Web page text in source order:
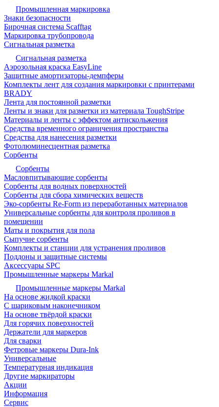
Промышленная маркировка
Знаки безопасности
Бирочная система Scafftag
Маркировка трубопровода
Сигнальная разметка
Сигнальная разметка
Аэрозольная краска EasyLine
Защитные амортизаторы-демпферы
Комплекты лент для создания маркировки с принтерами
BRADY
Лента для постоянной разметки
Ленты и знаки для разметки из материала ToughStripe
Материалы и ленты с эффектом антискольжения
Средства временного ограничения пространства
Средства для нанесения разметки
Фотолюминесцентная разметка
Сорбенты
Сорбенты
Масловпитывающие сорбенты
Сорбенты для водных поверхностей
Сорбенты для сбора химических веществ
Эко-сорбенты Re-Form из переработанных материалов
Универсальные сорбенты для контроля проливов в
помещении
Маты и покрытия для пола
Сыпучие сорбенты
Комплекты и станции для устранения проливов
Поддоны и защитные системы
Аксессуары SPC
Промышленные маркеры Markal
Промышленные маркеры Markal
На основе жидкой краски
С шариковым наконечником
На основе твёрдой краски
Для горячих поверхностей
Держатели для маркеров
Для сварки
Фетровые маркеры Dura-Ink
Универсальные
Температурная индикация
Другие маркираторы
Акции
Информация
Сервис